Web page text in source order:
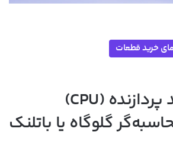
خرید قطعات
راهنمای خرید پردازنده (CPU)
گلوگاه یا باتلنک